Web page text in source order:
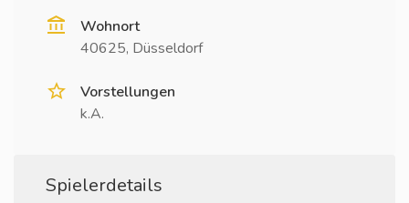
Wohnort
40625, Düsseldorf
Vorstellungen
k.A.
Spielerdetails